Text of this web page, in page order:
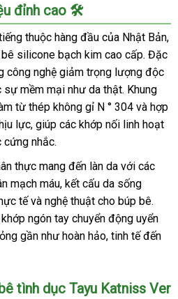
đỉnh cao 🛠️
thuộc hàng đầu của Nhật Bản,
silicone bạch kim cao cấp. Đặc
công nghệ giảm trọng lượng độc
mềm mại như da thật. Khung
từ thép không gỉ N ° 304 và hợp
lực, giúp các khớp nối linh hoạt
cứng nhắc.
thực mang đến làn da với các
mạch máu, kết cấu da sống
tế và nghệ thuật cho búp bê.
ngón tay chuyển động uyển
gần như hoàn hảo, tinh tế đến
tình dục Tayu Katniss Ver